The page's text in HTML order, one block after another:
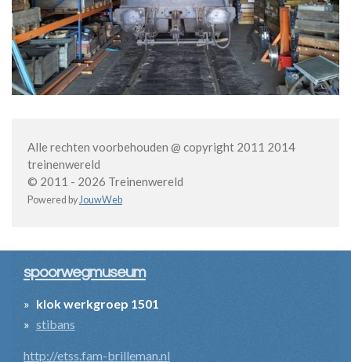
Alle rechten voorbehouden @ copyright 2011 2014
treinenwereld
© 2011 - 2026 Treinenwereld
Powered by JouwWeb
spoorwegmuseum
klok werkgroep 1501
stibans
http://etss.fam-brilleman.nl